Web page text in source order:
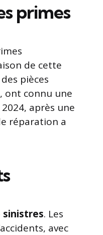
primes
de cette
pièces
ont connu une
après une
réparation a
sinistres. Les
avec